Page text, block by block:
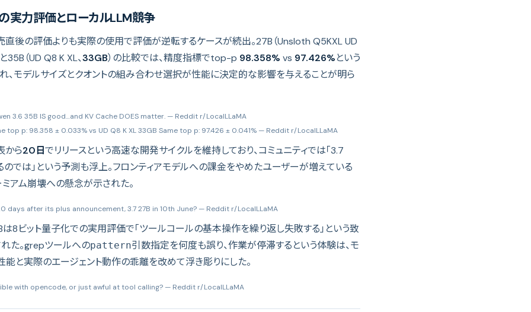
実力評価とローカルLLM競争
後の評価よりも実際の使用で評価が逆転するケースが続出。27B（Unsloth Q5KXL UD
と35B（UD Q8 K XL、33GB）の比較では、精度指標でtop-p 98.358% vs 97.426%という
、モデルサイズとクオントの組み合わせ選択が性能に決定的な影響を与えることが明ら
3.6 35B IS good…and KV Cache DOES matter. — Reddit r/LocalLLaMA
top p: 98.358 ± 0.033% vs UD Q8 K XL 33GB Same top p: 97.426 ± 0.041% — Reddit r/LocalLLaMA
から20日でリリースという高速な開発サイクルを維持しており、コミュニティでは「3.7
では」という予測も浮上。フロンティアモデルへの課金をやめたユーザーが増えている
アム崩壊への懸念が示された。
days after its plus announcement, 3.7 27B in 10th June? — Reddit r/LocalLLaMA
8ビット量子化での実用評価で「ツールコールの基本操作を繰り返し失敗する」という致
た。grepツールへのpattern引数指定を何度も誤り、作業が停滞するという体験は、モ
能と実際のエージェント動作の乖離を改めて浮き彫りにした。
with opencode, or just awful at tool calling? — Reddit r/LocalLLaMA